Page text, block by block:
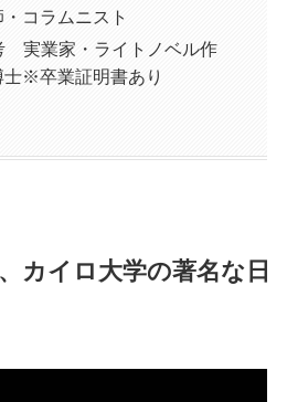
コラムニスト
実業家・ライトノベル作
士※卒業証明書あり
カイロ大学の著名な日